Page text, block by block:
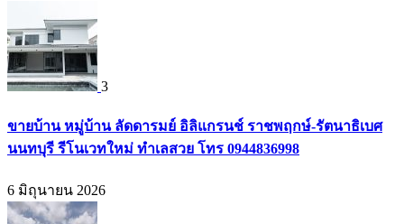
3
ขายบ้าน หมู่บ้าน ลัดดารมย์ อิลิแกรนช์ ราชพฤกษ์-รัตนาธิเบศ
นนทบุรี รีโนเวทใหม่ ทำเลสวย โทร 0944836998
6 มิถุนายน 2026